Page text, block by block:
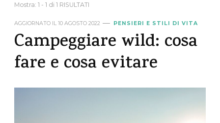
Mostra: 1 - 1 di 1 RISULTATI
AGGIORNATO IL 10 AGOSTO 2022 PENSIERI E STILI DI VITA
Campeggiare wild: cosa
fare e cosa evitare